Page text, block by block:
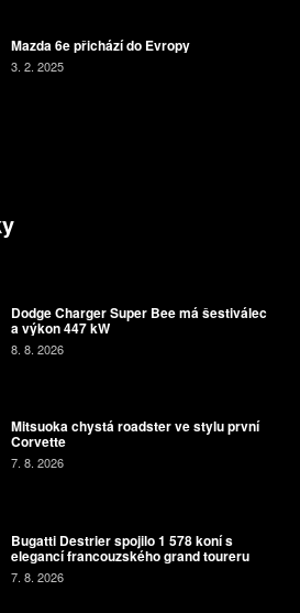
Mazda 6e přichází do Evropy
3. 2. 2025
Dodge Charger Super Bee má šestiválec
a výkon 447 kW
8. 8. 2026
Mitsuoka chystá roadster ve stylu první
Corvette
7. 8. 2026
Bugatti Destrier spojilo 1 578 koní s
elegancí francouzského grand toureru
7. 8. 2026